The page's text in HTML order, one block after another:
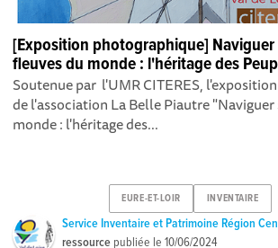
[Exposition photographique] Naviguer
fleuves du monde : l'héritage des
Soutenue par l'UMR CITERES,
de l'association La Belle Piautre
monde : l'héritage des...
EURE-ET-LOIR INVENTAIRE
Service Inventaire et Patrimoine Région
ressource publiée le10/06/2024